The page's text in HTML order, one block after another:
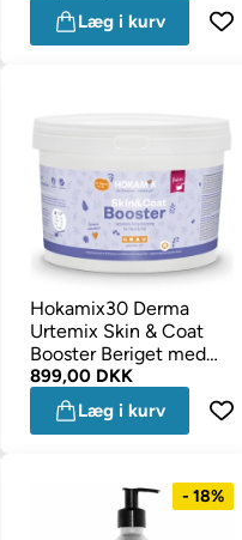
Læg i kurv
Hokamix30 Derma
Urtemix Skin & Coat
Booster Beriget med
Chlorella 1,5kg
899,00 DKK
Læg i kurv
- 18%